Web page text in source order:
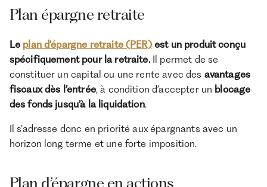
Plan épargne retraite
Le plan d’épargne retraite (PER)est un produit conçu
spécifiquement pour la retraite.Il permet de se
constituer un capital ou une rente avec des avantages
fiscaux dès l’entrée, à condition d’accepter un blocage
des fonds jusqu’à la liquidation.
Il s’adresse donc en priorité aux épargnants avec un
horizon long terme et une forte imposition.
Plan d’épargne en actions